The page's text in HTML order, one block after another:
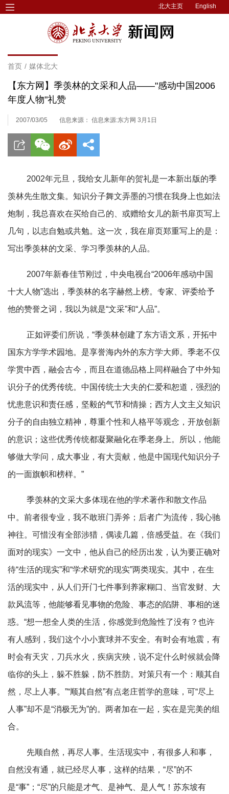
北大主页 English
首页 / 媒体北大
【东方网】季羡林的文采和人品——"感动中国2006
年度人物"礼赞
2007/03/05 信息来源： 信息来源:东方网 3月1日
2002年元旦，我给女儿新年的贺礼是一本新出版的季
羡林先生散文集。知识分子舞文弄墨的习惯在我身上也如法
炮制，我总喜欢在买给自己的、或赠给女儿的新书扉页写上
几句，以志自勉或共勉。这一次，我在扉页郑重写上的是：
写出季羡林的文采、学习季羡林的人品。
2007年新春佳节刚过，中央电视台“2006年感动中国
十大人物”选出，季羡林的名字赫然上榜。专家、评委给予
他的赞誉之词，我以为就是“文采”和“人品”。
正如评委们所说，“季羡林创建了东方语文系，开拓中
国东方学学术园地。是享誉海内外的东方学大师。季老不仅
学贯中西，融会古今，而且在道德品格上同样融合了中外知
识分子的优秀传统。中国传统士大夫的仁爱和恕道，强烈的
忧患意识和责任感，坚毅的气节和情操；西方人文主义知识
分子的自由独立精神，尊重个性和人格平等观念，开放创新
的意识；这些优秀传统都凝聚融化在季老身上。所以，他能
够做大学问，成大事业，有大贡献，他是中国现代知识分子
的一面旗帜和榜样。”
季羡林的文采大多体现在他的学术著作和散文作品
中。前者很专业，我不敢班门弄斧；后者广为流传，我心驰
神往。可惜没有全部涉猎，偶读几篇，倍感受益。在《我们
面对的现实》一文中，他从自己的经历出发，认为要正确对
待“生活的现实”和“学术研究的现实”两类现实。其中，在生
活的现实中，从人们开门七件事到养家糊口、当官发财、大
款风流等，他能够看见事物的危险、事态的陷阱、事相的迷
惑。“想一想全人类的生活，你感觉到危险性了没有？也许
有人感到，我们这个小小寰球并不安全。有时会有地震，有
时会有天灾，刀兵水火，疾病灾殃，说不定什么时候就会降
临你的头上，躲不胜躲，防不胜防。对策只有一个：顺其自
然，尽上人事。”“顺其自然”有点老庄哲学的意味，可“尽上
人事”却不是“消极无为”的。两者加在一起，实在是完美的组
合。
先顺自然，再尽人事。生活现实中，有很多人和事，
自然没有通，就已经尽人事，这样的结果，“尽”的不
是“事”；“尽”的只能是才气、是神气、是人气！苏东坡有